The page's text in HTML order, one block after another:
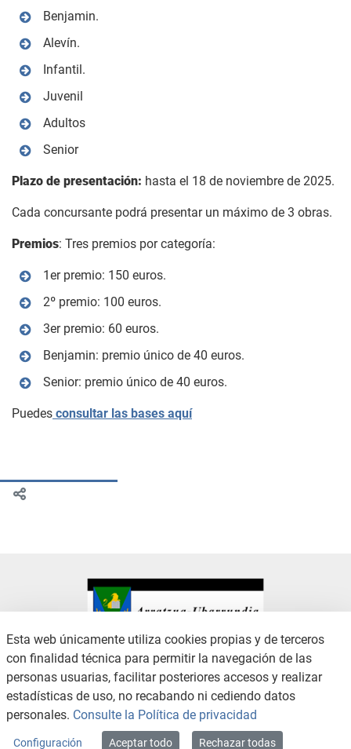
Benjamin.
Alevín.
Infantil.
Juvenil
Adultos
Senior
Plazo de presentación: hasta el 18 de noviembre de 2025.
Cada concursante podrá presentar un máximo de 3 obras.
Premios: Tres premios por categoría:
1er premio: 150 euros.
2º premio: 100 euros.
3er premio: 60 euros.
Benjamin: premio único de 40 euros.
Senior: premio único de 40 euros.
Puedes consultar las bases aquí
Esta web únicamente utiliza cookies propias y de terceros
con finalidad técnica para permitir la navegación de las
personas usuarias, facilitar posteriores accesos y realizar
estadísticas de uso, no recabando ni cediendo datos
personales. Consulte la Política de privacidad
Configuración Aceptar todo Rechazar todas